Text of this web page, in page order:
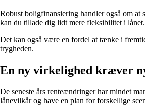
Robust boligfinansiering handler også om
kan du tillade dig lidt mere fleksibilitet i
Det kan også være en fordel at tænke i
trygheden.
En ny virkelighed kræver
De seneste års renteændringer har mindet
lånevilkår og have en plan for forskellige